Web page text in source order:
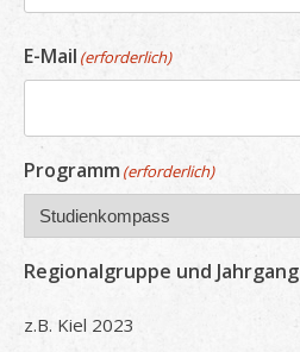
E-Mail (erforderlich)
Programm(erforderlich)
Regionalgruppe und Jahrgang
z.B. Kiel 2023